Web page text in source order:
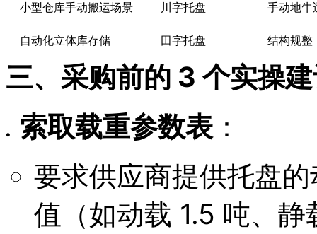
小型仓库手动搬运场景 川字托盘 手动地牛
自动化立体库存储 田字托盘 结构规整
三、采购前的 3 个实操
索取载重参数表 ：
要求供应商提供托盘
值（如动载 1.5 吨、